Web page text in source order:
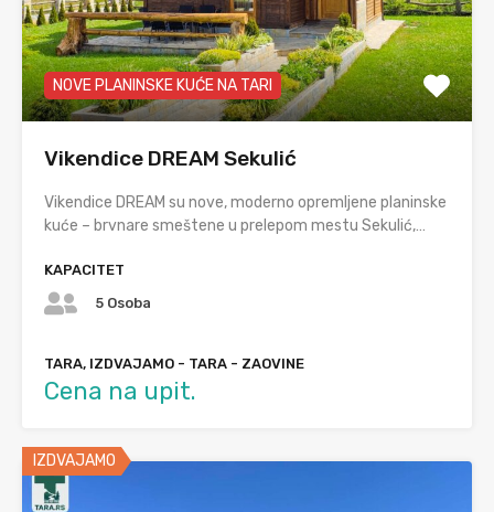
NOVE PLANINSKE KUĆE NA TARI
Vikendice DREAM Sekulić
Vikendice DREAM su nove, moderno opremljene planinske
kuće – brvnare smeštene u prelepom mestu Sekulić,…
KAPACITET
5 Osoba
TARA, IZDVAJAMO - TARA - ZAOVINE
Cena na upit.
IZDVAJAMO